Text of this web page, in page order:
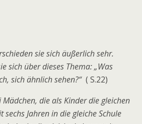
sie sich äußerlich sehr.
sich über dieses Thema: „Was
sich ähnlich sehen?“( S.22)
die als Kinder die gleichen
Jahren in die gleiche Schule